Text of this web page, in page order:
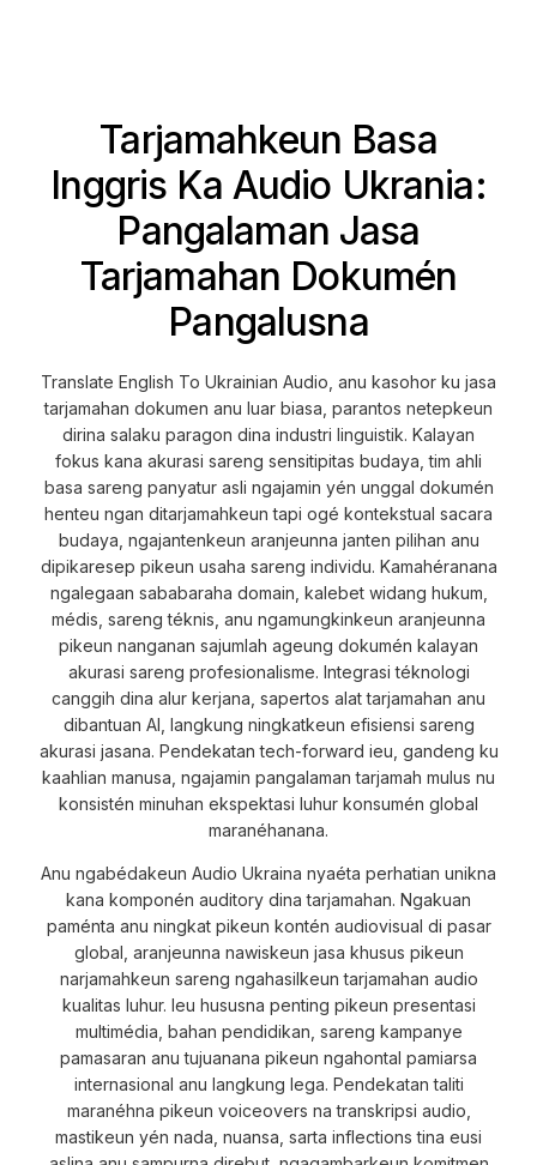
Tarjamahkeun Basa
Inggris Ka Audio Ukrania:
Pangalaman Jasa
Tarjamahan Dokumén
Pangalusna
Translate English To Ukrainian Audio, anu kasohor ku jasa
tarjamahan dokumen anu luar biasa, parantos netepkeun
dirina salaku paragon dina industri linguistik. Kalayan
fokus kana akurasi sareng sensitipitas budaya, tim ahli
basa sareng panyatur asli ngajamin yén unggal dokumén
henteu ngan ditarjamahkeun tapi ogé kontekstual sacara
budaya, ngajantenkeun aranjeunna janten pilihan anu
dipikaresep pikeun usaha sareng individu. Kamahéranana
ngalegaan sababaraha domain, kalebet widang hukum,
médis, sareng téknis, anu ngamungkinkeun aranjeunna
pikeun nanganan sajumlah ageung dokumén kalayan
akurasi sareng profesionalisme. Integrasi téknologi
canggih dina alur kerjana, sapertos alat tarjamahan anu
dibantuan AI, langkung ningkatkeun efisiensi sareng
akurasi jasana. Pendekatan tech-forward ieu, gandeng ku
kaahlian manusa, ngajamin pangalaman tarjamah mulus nu
konsistén minuhan ekspektasi luhur konsumén global
maranéhanana.
Anu ngabédakeun Audio Ukraina nyaéta perhatian unikna
kana komponén auditory dina tarjamahan. Ngakuan
paménta anu ningkat pikeun kontén audiovisual di pasar
global, aranjeunna nawiskeun jasa khusus pikeun
narjamahkeun sareng ngahasilkeun tarjamahan audio
kualitas luhur. Ieu hususna penting pikeun presentasi
multimédia, bahan pendidikan, sareng kampanye
pamasaran anu tujuanana pikeun ngahontal pamiarsa
internasional anu langkung lega. Pendekatan taliti
maranéhna pikeun voiceovers na transkripsi audio,
mastikeun yén nada, nuansa, sarta inflections tina eusi